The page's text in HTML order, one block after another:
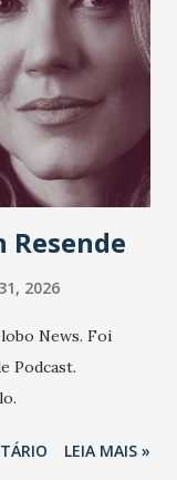
em que todo
verdade. O NM2B
com
mais claro.
a confiança entre
So...
2026
News. Foi
Podcast.
LEIA MAIS »